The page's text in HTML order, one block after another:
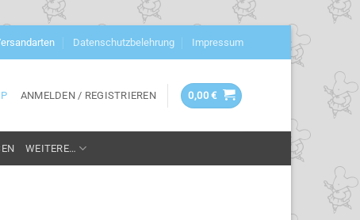
Datenschutzbelehrung Impressum
ANMELDEN / REGISTRIEREN 0,00€
WEITERE…